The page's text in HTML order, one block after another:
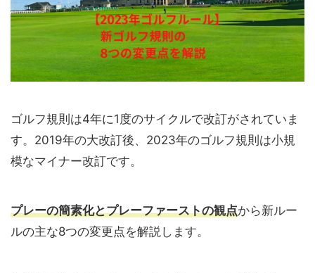
ゴルフ規則は4年に1度のサイクルで改訂がされていま
す。2019年の大改訂後、2023年のゴルフ規則は小規
模なマイナー改訂です。
プレーの簡素化とプレーファーストの観点から新ルー
ルの主な8つの変更点を解説します。